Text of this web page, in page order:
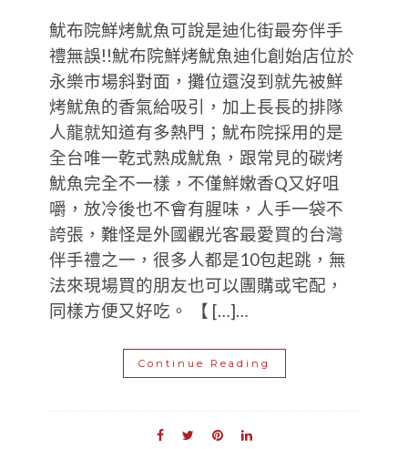
魷布院鮮烤魷魚可說是迪化街最夯伴手
禮無誤!!魷布院鮮烤魷魚迪化創始店位於
永樂市場斜對面，攤位還沒到就先被鮮
烤魷魚的香氣給吸引，加上長長的排隊
人龍就知道有多熱門；魷布院採用的是
全台唯一乾式熟成魷魚，跟常見的碳烤
魷魚完全不一樣，不僅鮮嫩香Q又好咀
嚼，放冷後也不會有腥味，人手一袋不
誇張，難怪是外國觀光客最愛買的台灣
伴手禮之一，很多人都是10包起跳，無
法來現場買的朋友也可以團購或宅配，
同樣方便又好吃。 【 […]…
Continue Reading